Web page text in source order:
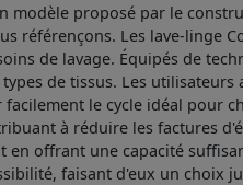
modèle proposé par le
référençons. Les lave-
de lavage. Équipés de
de tissus. Les
le cycle idéal pour
à réduire les factures
en offrant une capacité
faisant d'eux un choix